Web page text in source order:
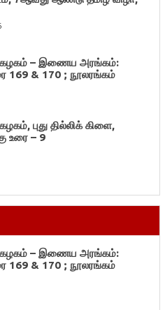
கழகம் – இணைய அரங்கம்:
169 & 170 ; நூலரங்கம்
புது தில்லிக் கிளை,
உரை – 9
கழகம் – இணைய அரங்கம்:
169 & 170 ; நூலரங்கம்